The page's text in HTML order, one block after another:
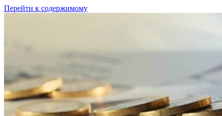
Перейти к содержимому